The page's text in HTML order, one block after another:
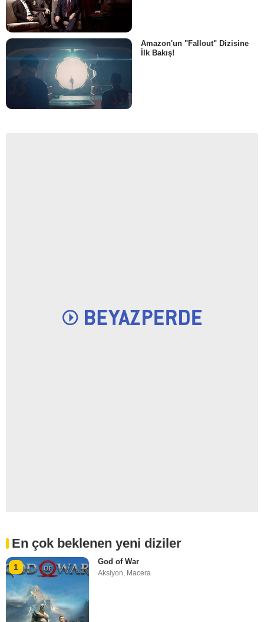
Amazon'un "Fallout" Dizisine
İlk Bakış!
En çok beklenen yeni diziler
1
God of War
Aksiyon, Macera